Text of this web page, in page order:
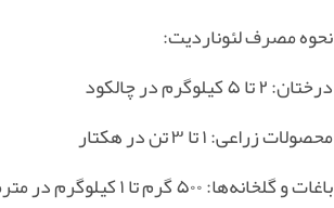
نحوه مصرف لئوناردیت:
درختان: ۲ تا ۵ کیلوگرم در چالکود
محصولات زراعی: ۱ تا ۳ تن در هکتار
باغات و گلخانه‌ها: ۵۰۰ گرم تا ۱ کیلوگرم در مترمربع